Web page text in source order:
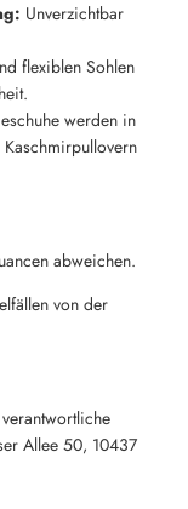
Unverzichtbar
flexiblen Sohlen
werden in
abweichen.
von der
Allee 50, 10437